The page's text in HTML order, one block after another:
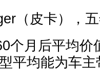
皮卡），五
月后平均价
平均能为车